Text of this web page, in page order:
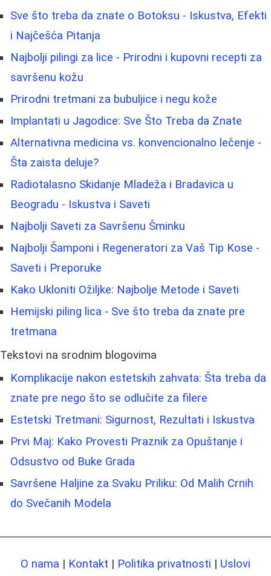
Sve što treba da znate o Botoksu - Iskustva, Efekti
i Najčešća Pitanja
Najbolji pilingi za lice - Prirodni i kupovni recepti za
savršenu kožu
Prirodni tretmani za bubuljice i negu kože
Implantati u Jagodice: Sve Što Treba da Znate
Alternativna medicina vs. konvencionalno lečenje -
Šta zaista deluje?
Radiotalasno Skidanje Mladeža i Bradavica u
Beogradu - Iskustva i Saveti
Najbolji Saveti za Savršenu Šminku
Najbolji Šamponi i Regeneratori za Vaš Tip Kose -
Saveti i Preporuke
Kako Ukloniti Ožiljke: Najbolje Metode i Saveti
Hemijski piling lica - Sve što treba da znate pre
tretmana
Tekstovi na srodnim blogovima
Komplikacije nakon estetskih zahvata: Šta treba da
znate pre nego što se odlučite za filere
Estetski Tretmani: Sigurnost, Rezultati i Iskustva
Prvi Maj: Kako Provesti Praznik za Opuštanje i
Odsustvo od Buke Grada
Savršene Haljine za Svaku Priliku: Od Malih Crnih
do Svečanih Modela
O nama | Kontakt | Politika privatnosti | Uslovi